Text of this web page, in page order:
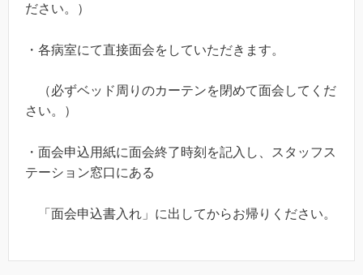
ださい。）
・各病室にて直接面会をしていただきます。
（必ずベッド周りのカーテンを閉めて面会してくだ
さい。）
・面会申込用紙に面会終了時刻を記入し、スタッフス
テーション窓口にある
「面会申込書入れ」に出してからお帰りください。